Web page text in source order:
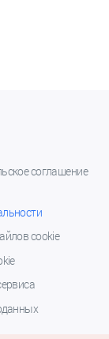
соглашение
cookie